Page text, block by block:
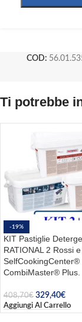
COD:
Ti potrebbe
-19%
KIT Pastiglie
RATIONAL 2 Rossi
SelfCookingCenter®
CombiMaster® Plus.
408,70€ 329,40€
Aggiungi Al Carrello